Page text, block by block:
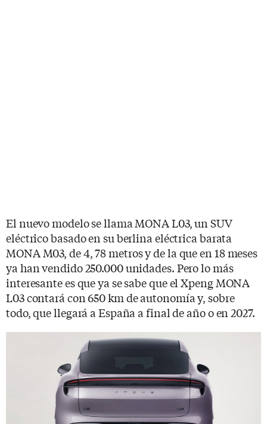
El nuevo modelo se llama MONA L03, un SUV
eléctrico basado en su berlina eléctrica barata
MONA M03, de 4, 78 metros y de la que en 18 meses
ya han vendido 250.000 unidades. Pero lo más
interesante es que ya se sabe que el Xpeng MONA
L03 contará con 650 km de autonomía y, sobre
todo, que llegará a España a final de año o en 2027.